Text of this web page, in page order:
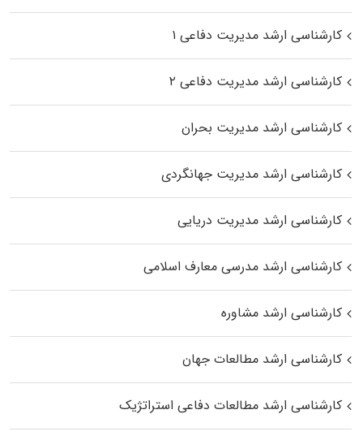
کارشناسی ارشد مدیریت دفاعی ۱
کارشناسی ارشد مدیریت دفاعی ۲
کارشناسی ارشد مدیریت بحران
کارشناسی ارشد مدیریت جهانگردی
کارشناسی ارشد مدیریت دریایی
کارشناسی ارشد مدرسی معارف اسلامی
کارشناسی ارشد مشاوره
کارشناسی ارشد مطالعات جهان
کارشناسی ارشد مطالعات دفاعی استراتژیک